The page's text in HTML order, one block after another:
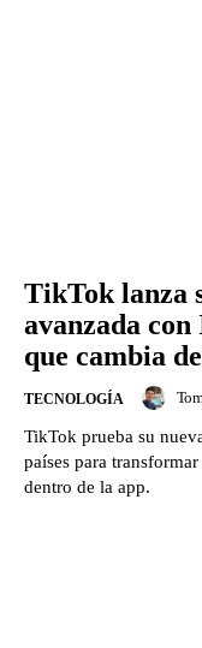
TikTok lanza
avanzada
que cambia
TECNOLOGÍA
TikTok prueba su
países para
dentro de la app.